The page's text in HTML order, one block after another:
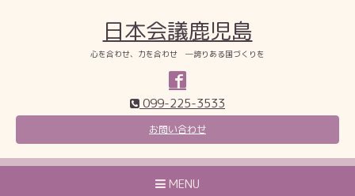
日本会議鹿児島
心を合わせ、力を合わせ ―誇りある国づくりを
099-225-3533
お問い合わせ
MENU